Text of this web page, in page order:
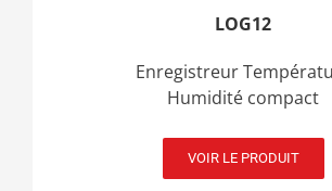
LOG12
Enregistreur
Humidité compact
VOIR LE PRODUIT